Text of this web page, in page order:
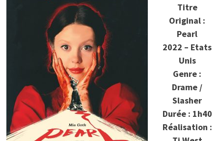
Titre
Original :
Pearl
2022 – Etats
Unis
Genre :
Drame /
Slasher
Durée : 1h40
Réalisation :